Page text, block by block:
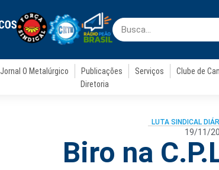
Jornal O Metalúrgico Publicações Serviços Clube de
Diretoria
LUTA SINDICAL
19/11/
Biro na